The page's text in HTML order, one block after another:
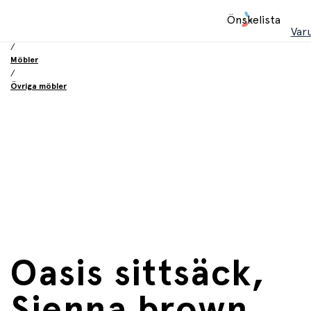
Önskelista
/
Möbler
/
Övriga möbler
Oasis sittsäck,